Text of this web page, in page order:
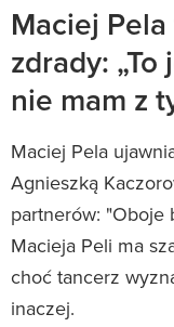
Maciej
zdrady:
nie mam z
Maciej Pela
Agnieszką
partnerów: "Oboje
Macieja Peli ma
choć tancerz
inaczej.